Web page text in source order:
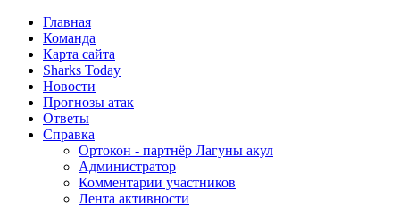
Главная
Команда
Карта сайта
Sharks Today
Новости
Прогнозы атак
Ответы
Справка
Ортокон - партнёр Лагуны акул
Администратор
Комментарии участников
Лента активности